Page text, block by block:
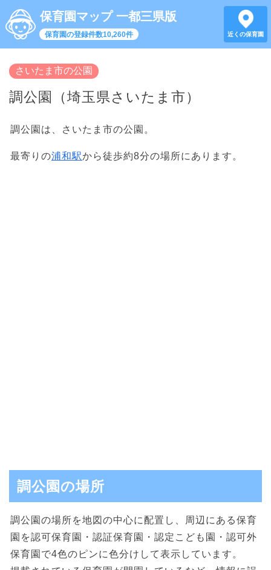
保育園マップ 一都三県版
保育園の登録件数10,260件 近くの保育園
さいたま市の公園
調公園（埼玉県さいたま市）
調公園は、さいたま市の公園。
最寄りの浦和駅から徒歩約8分の場所にあります。
調公園の場所
調公園の場所を地図の中心に配置し、周辺にある保育
園を認可保育園・認証保育園・認定こども園・認可外
保育園で4色のピンに色分けして表示しています。